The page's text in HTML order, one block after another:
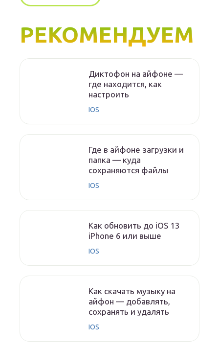
РЕКОМЕНДУЕМ
Диктофон на айфоне —
где находится, как
настроить
IOS
Где в айфоне загрузки и
папка — куда
сохраняются файлы
IOS
Как обновить до iOS 13
iPhone 6 или выше
IOS
Как скачать музыку на
айфон — добавлять,
сохранять и удалять
IOS